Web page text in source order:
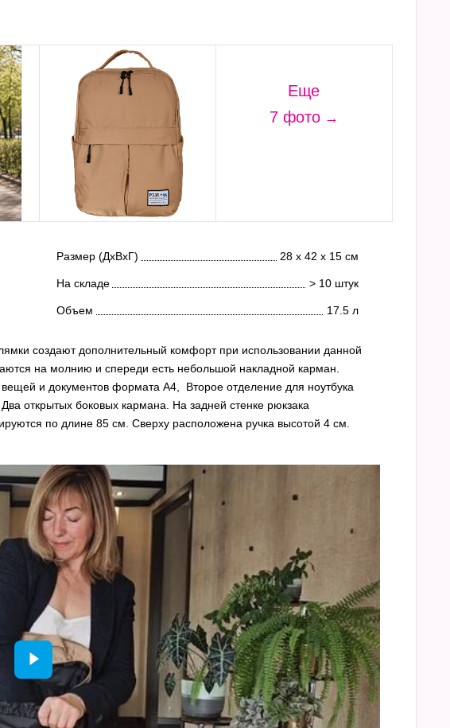
Еще
7 фото
Размер (ДхВхГ) 28 х 42 х 15 см
На складе > 10 штук
Объем 17.5 л
создают дополнительный комфорт при использовании данной
на молнию и спереди есть небольшой накладной карман.
и документов формата А4, Второе отделение для ноутбука
открытых боковых кармана. На задней стенке рюкзака
по длине 85 см. Сверху расположена ручка высотой 4 см.